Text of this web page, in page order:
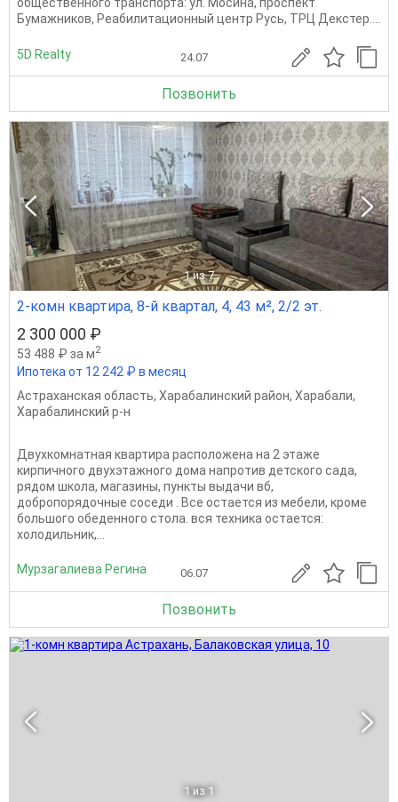
Бумажников, Реабилитационный центр Русь, ТРЦ Декстер....
5D Realty 24.07
Позвонить
1 из 7
2-комн квартира, 8-й квартал, 4, 43 м², 2/2 эт.
2 300 000 ₽
53 488 ₽ за м2
Ипотека от 12 242 ₽ в месяц
Астраханская область, Харабалинский район, Харабали,
Харабалинский р-н
Двухкомнатная квартира расположена на 2 этаже
кирпичного двухэтажного дома напротив детского сада,
рядом школа, магазины, пункты выдачи вб,
добропорядочные соседи . Все остается из мебели, кроме
большого обеденного стола. вся техника остается:
холодильник,...
Мурзагалиева Регина 06.07
Позвонить
1 из 1